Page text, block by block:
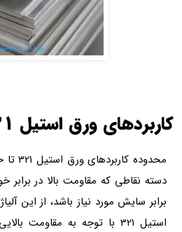
کاربردهای ورق استیل 321
دسته نقاطی که مقاومت بالا در
برابر سایش مورد نیاز باشد، از این
استیل 321 با توجه به مقاومت